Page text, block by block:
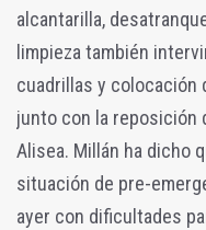
alcantarilla,
limpieza también
cuadrillas y colocación
junto con la reposición
Alisea. Millán ha dicho
situación de pre-
ayer con dificultades